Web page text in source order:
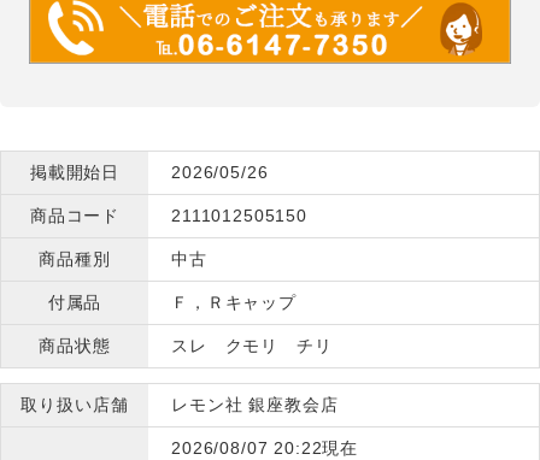
掲載開始日 2026/05/26
商品コード 2111012505150
商品種別 中古
付属品 Ｆ，Ｒキャップ
商品状態 スレ クモリ チリ
取り扱い店舗 レモン社 銀座教会店
2026/08/07 20:22現在